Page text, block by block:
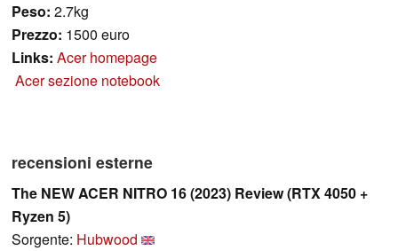
Peso: 2.7kg
Prezzo: 1500 euro
Links: Acer homepage
Acer sezione notebook
recensioni esterne
The NEW ACER NITRO 16 (2023) Review (RTX 4050 +
Ryzen 5)
Sorgente: Hubwood